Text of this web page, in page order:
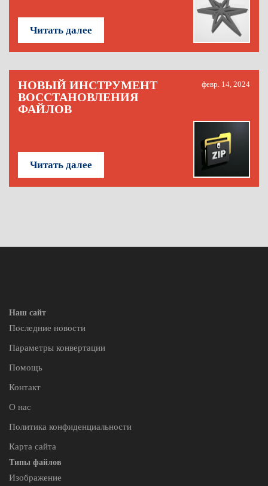
Читать далее
НОВЫЙ ИНСТРУМЕНТ
ВОССТАНОВЛЕНИЯ
ФАЙЛОВ
февр. 14, 2024
Читать далее
Наш сайт
Последние новости
Параметры конвертации
Помощь
Контакт
О нас
Политика конфиденциальности
Карта сайта
Типы файлов
Изображение